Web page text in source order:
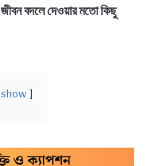
জীবন বদলে দেওয়ার মতো কিছু
show